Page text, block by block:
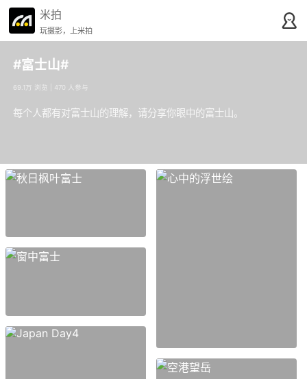
米拍
玩摄影，上米拍
#富士山#
69.1万 浏览 | 470 人参与
每个人都有对富士山的理解，请分享你眼中的富士山。